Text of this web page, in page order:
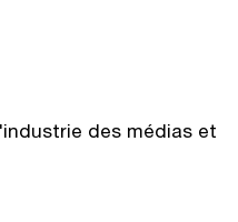
des médias et